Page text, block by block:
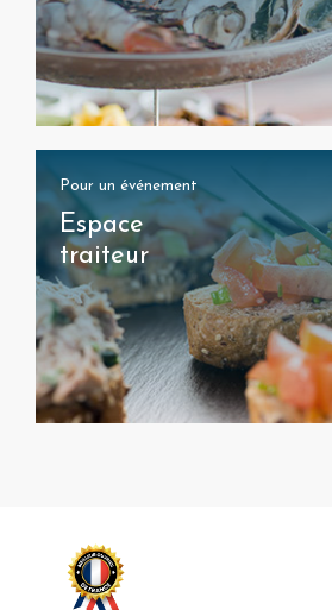
Pour un événement
Espace
traiteur